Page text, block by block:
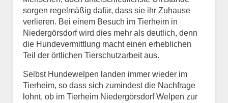
Informationen über das
Tier.
sorgen regelmäßig dafür, dass sie ihr Zuhause
verlieren. Bei einem Besuch im Tierheim in
Niedergörsdorf wird dies mehr als deutlich, denn
die Hundevermittlung macht einen erheblichen
Teil der örtlichen Tierschutzarbeit aus.
Selbst Hundewelpen landen immer wieder im
Tierheim, so dass sich zumindest die Nachfrage
lohnt, ob im Tierheim Niedergörsdorf Welpen zur